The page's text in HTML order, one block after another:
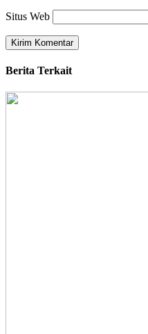
Situs Web
Berita Terkait